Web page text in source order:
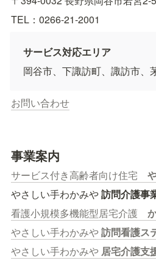
TEL：0266-21-2001
サービス対応エリア
岡谷市、下諏訪町、諏訪市、
お問い合わせ
事業案内
サービス付き高齢者向け住宅
やさしい手わかみや 訪問介護事
看護小規模多機能型居宅介護
やさしい手わかみや 訪問看護ス
やさしい手わかみや 居宅介護支